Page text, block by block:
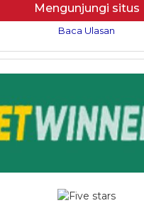
Mengunjungi situs
Baca Ulasan